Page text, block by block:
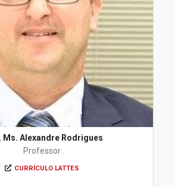
Ms. Alexandre Rodrigues
Professor
CURRÍCULO LATTES